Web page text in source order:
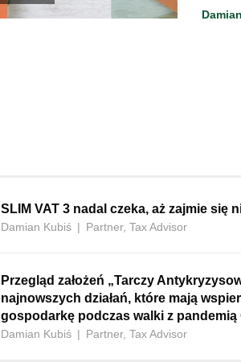
SLIM VAT 3 nadal czeka, aż zajmie się
Damian Kubiś | Partner, Tax Advisor
Przegląd założeń „Tarczy
najnowszych działań, które mają
gospodarkę podczas walki z pandemią
Damian Kubiś | Partner, Tax Advisor